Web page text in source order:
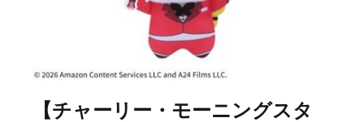
【チャーリー・モーニングスタ